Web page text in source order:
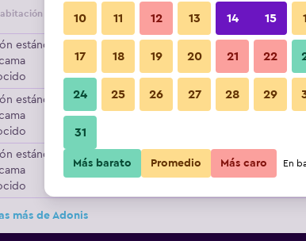
Proveedor Total noche
estándar,
$189 Ver
estándar,
estándar,
$208
más de Adonis
10 11 12 13 14 15
17 18 19 20 21 22
24 25 26 27 28 29
31
Más barato Promedio Más caro En